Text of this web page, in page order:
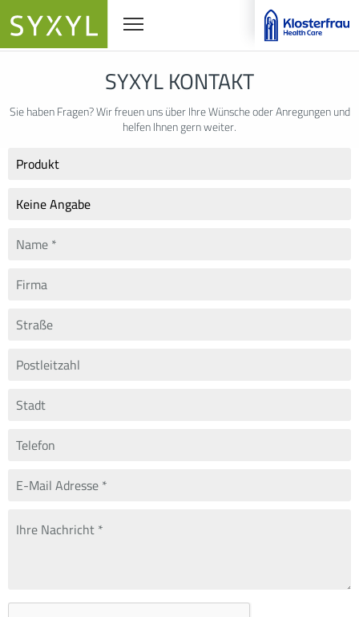
Navigationssichtbarkeit umschalten
SYXYL KONTAKT
Sie haben Fragen? Wir freuen uns über Ihre Wünsche oder Anregungen und
helfen Ihnen gern weiter.